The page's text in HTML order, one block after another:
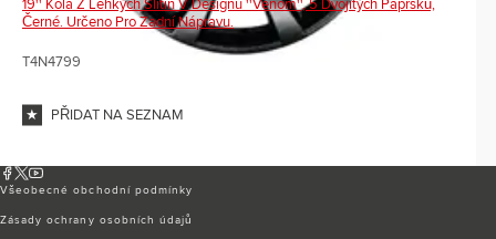
19'' Kola Z Lehkých Slitin V Designu ''Venom'', 5 Dvojitých Paprsků,
Černé. Určeno Pro Zadní Nápravu.
T4N4799
PŘIDAT NA SEZNAM
Všeobecné obchodní podmínky
Zásady ochrany osobních údajů